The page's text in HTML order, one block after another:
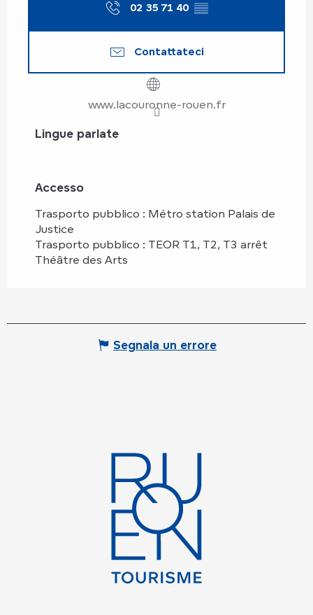
02 35 71 40 ▒▒
Contattateci
www.lacouronne-rouen.fr
Lingue parlate
Lingue parlate
Accesso
Accesso
Trasporto pubblico : Métro station Palais de
Justice
Trasporto pubblico : TEOR T1, T2, T3 arrêt
Théâtre des Arts
Segnala un errore